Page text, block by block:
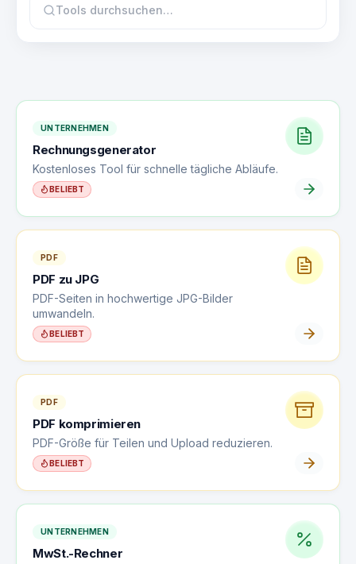
UNTERNEHMEN
Rechnungsgenerator
Kostenloses Tool für schnelle tägliche Abläufe.
BELIEBT
PDF
PDF zu JPG
PDF-Seiten in hochwertige JPG-Bilder
umwandeln.
BELIEBT
PDF
PDF komprimieren
PDF-Größe für Teilen und Upload reduzieren.
BELIEBT
UNTERNEHMEN
MwSt.-Rechner